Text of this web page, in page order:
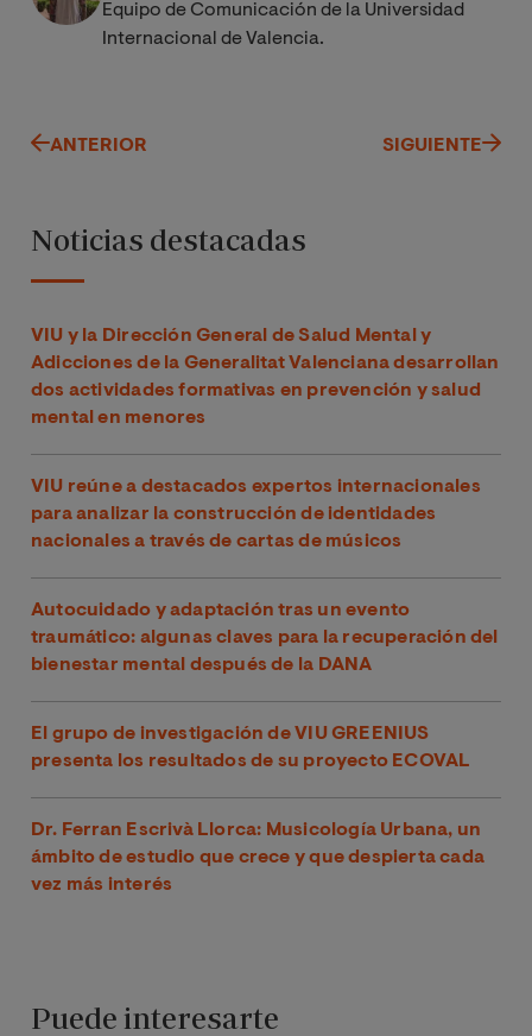
Equipo de Comunicación de la Universidad
Internacional de Valencia.
ANTERIOR SIGUIENTE
Noticias destacadas
VIU y la Dirección General de Salud Mental y
Adicciones de la Generalitat Valenciana desarrollan
dos actividades formativas en prevención y salud
mental en menores
VIU reúne a destacados expertos internacionales
para analizar la construcción de identidades
nacionales a través de cartas de músicos
Autocuidado y adaptación tras un evento
traumático: algunas claves para la recuperación del
bienestar mental después de la DANA
El grupo de investigación de VIU GREENIUS
presenta los resultados de su proyecto ECOVAL
Dr. Ferran Escrivà Llorca: Musicología Urbana, un
ámbito de estudio que crece y que despierta cada
vez más interés
Puede interesarte